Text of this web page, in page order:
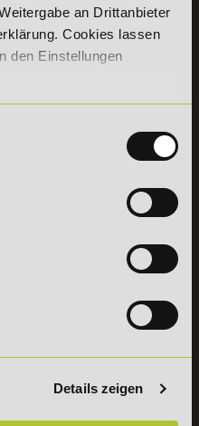
an Drittanbieter
Cookies lassen
den Einstellungen
Details zeigen
Studieninstitut